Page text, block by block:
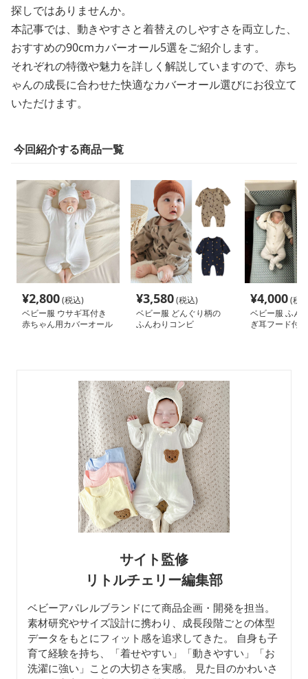
探しではありませんか。
本記事では、動きやすさと着替えのしやすさを両立した、
おすすめの90cmカバーオール5選をご紹介します。
それぞれの特徴や魅力を詳しく解説していますので、赤ち
ゃんの成長に合わせた快適なカバーオール選びにお役立て
いただけます。
今回紹介する商品一覧
¥2,800(税込)
ベビー服 ウサギ耳付き
赤ちゃん用カバーオール
¥3,580(税込)
ベビー服 どんぐり柄の
ふんわりコンビ
¥4,000(税
ベビー服 ふん
ぎ耳フード付
サイト監修
リトルチェリー編集部
ベビーアパレルブランドにて商品企画・開発を担当。
素材研究やサイズ設計に携わり、成長段階ごとの体型
データをもとにフィット感を追求してきた。 自身も子
育て経験を持ち、「着せやすい」「動きやすい」「お
洗濯に強い」ことの大切さを実感。 見た目のかわいさ